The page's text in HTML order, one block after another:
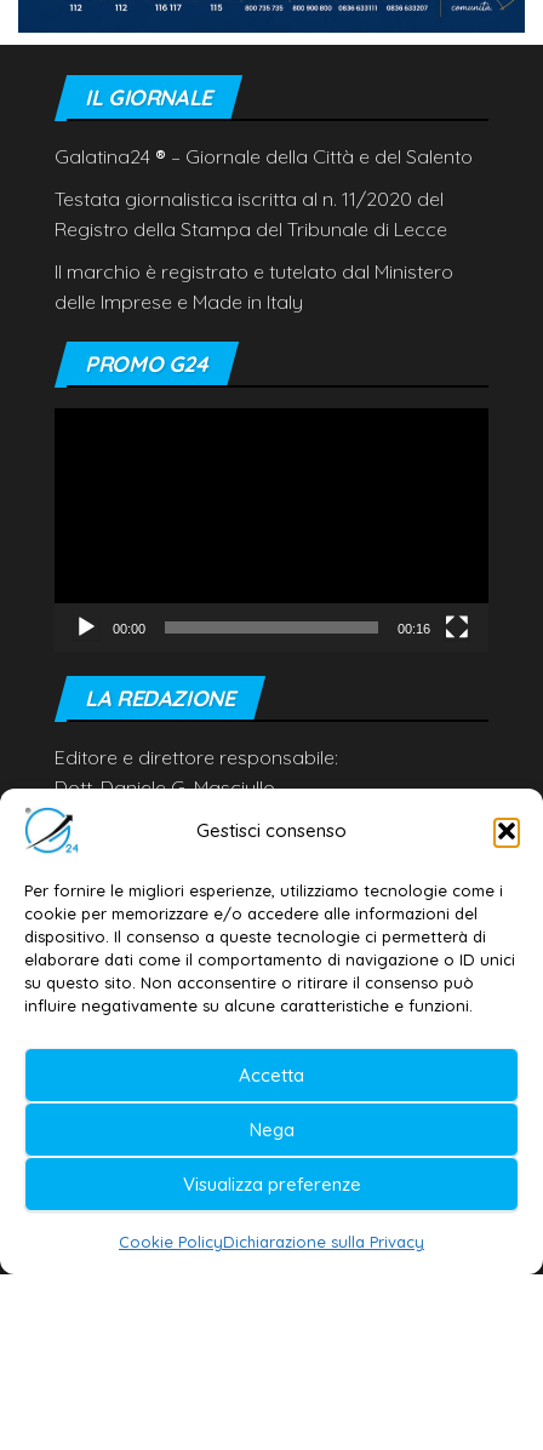
Gestisci consenso
Per fornire le migliori esperienze, utilizziamo tecnologie come i
cookie per memorizzare e/o accedere alle informazioni del
dispositivo. Il consenso a queste tecnologie ci permetterà di
elaborare dati come il comportamento di navigazione o ID unici
su questo sito. Non acconsentire o ritirare il consenso può
influire negativamente su alcune caratteristiche e funzioni.
Accetta
Nega
Visualizza preferenze
Cookie PolicyDichiarazione sulla Privacy
IL GIORNALE
Galatina24 ® – Giornale della Città e del Salento
Testata giornalistica iscritta al n. 11/2020 del
Registro della Stampa del Tribunale di Lecce
Il marchio è registrato e tutelato dal Ministero
delle Imprese e Made in Italy
PROMO G24
00:00 00:16
LA REDAZIONE
Editore e direttore responsabile:
Dott. Daniele G. Masciullo
Email:
redazione@galatina24.it
Privacy policy–Cookie policy
© 2020-2026 | Galatina24 ®
Testata iscritta al n. 11/2020 Registro della
Stampa Tribunale di Lecce
Editore e direttore responsabile:
Daniele G. Masciullo
Galatina24 è marchio registrato dal Ministero
delle Imprese